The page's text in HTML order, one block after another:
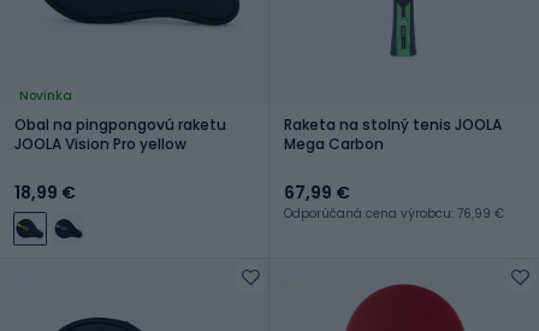
Novinka
Obal na pingpongovú raketu
JOOLA Vision Pro yellow
18,99 €
Raketa na stolný tenis JOOLA
Mega Carbon
67,99 €
Odporúčaná cena výrobcu: 76,99 €